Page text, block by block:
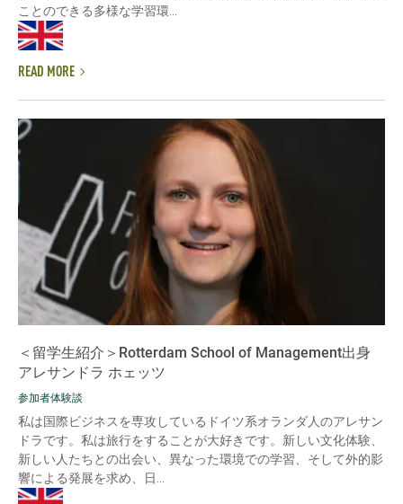
ことのできる多様な学習環...
READ MORE
＜留学生紹介＞Rotterdam School of Management出身
アレサンドラ ホェッツ
参加者体験談
私は国際ビジネスを専攻しているドイツ系オランダ人のアレサン
ドラです。私は旅行をすることが大好きです。新しい文化体験、
新しい人たちとの出会い、異なった環境での学習、そして外的影
響による発展を求め、日...